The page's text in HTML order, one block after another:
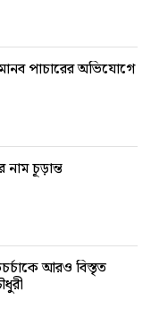
পাচারের অভিযোগে
নাম চূড়ান্ত
আরও বিস্তৃত